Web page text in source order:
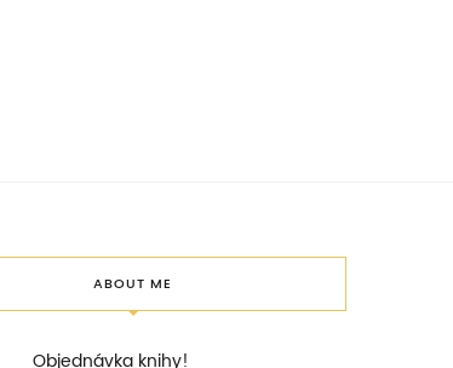
ABOUT ME